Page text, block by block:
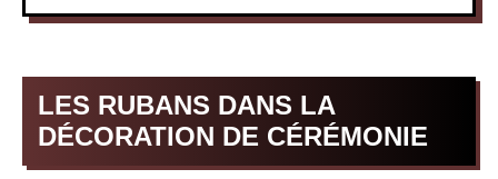
LES RUBANS DANS LA
DÉCORATION DE CÉRÉMONIE